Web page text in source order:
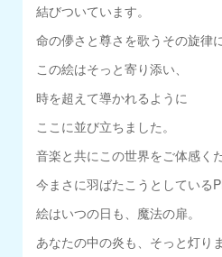
結びついています。
命の儚さと尊さを歌うその旋律に
この絵はそっと寄り添い、
時を超えて導かれるように
ここに並び立ちました。
音楽と共にこの世界をご体感くだ
今まさに羽ばたこうとしている
絵はいつの日も、魔法の扉。
あなたの中の炎も、そっと灯り